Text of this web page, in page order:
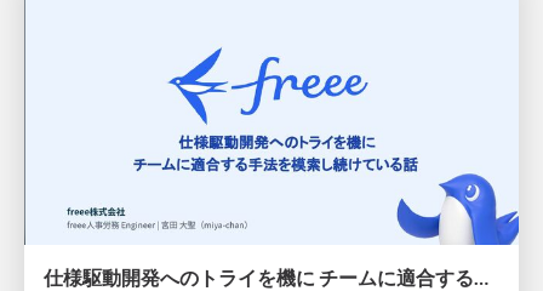
仕様駆動開発へのトライを機に チームに適合する手法を模索し続けている話